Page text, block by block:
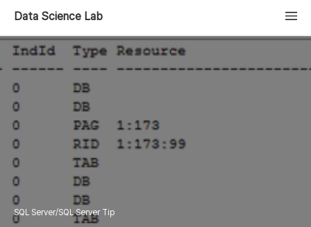
Data Science Lab
SQL Server/SQL Server Tip